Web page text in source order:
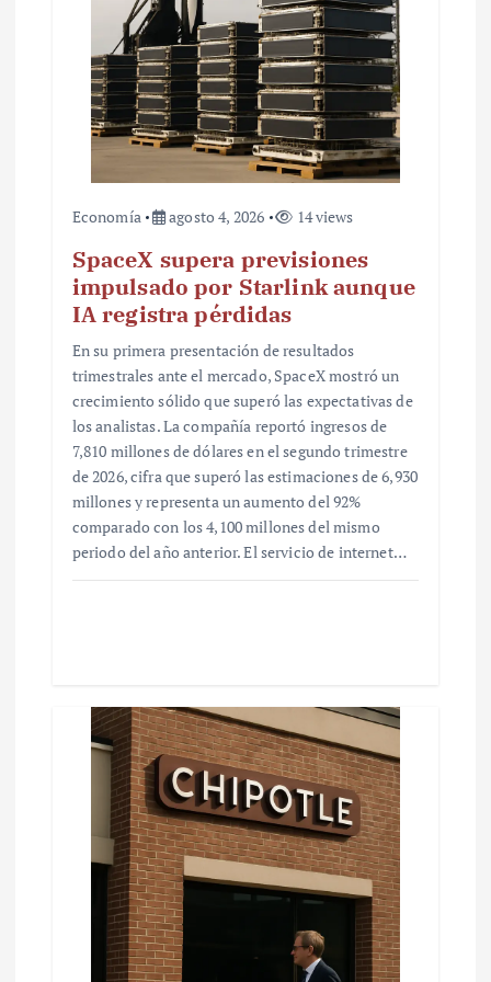
Economía agosto 4, 2026 14 views
SpaceX supera previsiones
impulsado por Starlink aunque
IA registra pérdidas
En su primera presentación de resultados
trimestrales ante el mercado, SpaceX mostró un
crecimiento sólido que superó las expectativas de
los analistas. La compañía reportó ingresos de
7,810 millones de dólares en el segundo trimestre
de 2026, cifra que superó las estimaciones de 6,930
millones y representa un aumento del 92%
comparado con los 4,100 millones del mismo
periodo del año anterior. El servicio de internet…